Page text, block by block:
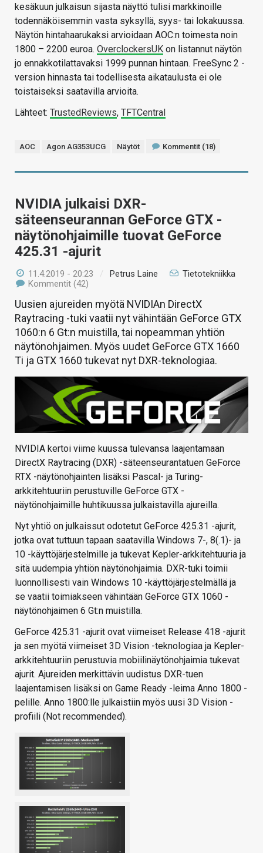
kesäkuun julkaisun sijasta näyttö tulisi markkinoille
todennäköisemmin vasta syksyllä, syys- tai lokakuussa.
Näytön hintahaarukaksi arvioidaan AOC:n toimesta noin
1800 – 2200 euroa. OverclockersUK on listannut näytön
jo ennakkotilattavaksi 1999 punnan hintaan. FreeSync 2 -
version hinnasta tai todellisesta aikataulusta ei ole
toistaiseksi saatavilla arvioita.
Lähteet: TrustedReviews, TFTCentral
AOC Agon AG353UCG Näytöt Kommentit (18)
NVIDIA julkaisi DXR-
säteenseurannan GeForce GTX -
näytönohjaimille tuovat GeForce
425.31 -ajurit
11.4.2019 - 20:23 / Petrus Laine
Tietotekniikka
Kommentit (42)
Uusien ajureiden myötä NVIDIAn DirectX
Raytracing -tuki vaatii nyt vähintään GeForce GTX
1060:n 6 Gt:n muistilla, tai nopeamman yhtiön
näytönohjaimen. Myös uudet GeForce GTX 1660
Ti ja GTX 1660 tukevat nyt DXR-teknologiaa.
NVIDIA kertoi viime kuussa tulevansa laajentamaan
DirectX Raytracing (DXR) -säteenseurantatuen GeForce
RTX -näytönohjainten lisäksi Pascal- ja Turing-
arkkitehtuuriin perustuville GeForce GTX -
näytönohjaimille huhtikuussa julkaistavilla ajureilla.
Nyt yhtiö on julkaissut odotetut GeForce 425.31 -ajurit,
jotka ovat tuttuun tapaan saatavilla Windows 7-, 8(.1)- ja
10 -käyttöjärjestelmille ja tukevat Kepler-arkkitehtuuria ja
sitä uudempia yhtiön näytönohjaimia. DXR-tuki toimii
luonnollisesti vain Windows 10 -käyttöjärjestelmällä ja
se vaatii toimiakseen vähintään GeForce GTX 1060 -
näytönohjaimen 6 Gt:n muistilla.
GeForce 425.31 -ajurit ovat viimeiset Release 418 -ajurit
ja sen myötä viimeiset 3D Vision -teknologiaa ja Kepler-
arkkitehtuuriin perustuvia mobiilinäytönohjaimia tukevat
ajurit. Ajureiden merkittävin uudistus DXR-tuen
laajentamisen lisäksi on Game Ready -leima Anno 1800 -
pelille. Anno 1800:lle julkaistiin myös uusi 3D Vision -
profiili (Not recommended).